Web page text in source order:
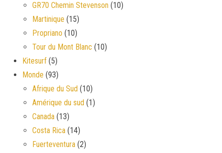
GR70 Chemin Stevenson (10)
Martinique (15)
Propriano (10)
Tour du Mont Blanc (10)
Kitesurf (5)
Monde (93)
Afrique du Sud (10)
Amérique du sud (1)
Canada (13)
Costa Rica (14)
Fuerteventura (2)